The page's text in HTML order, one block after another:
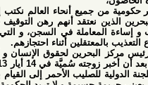
العالم نكتب إليكم للإعراب
أنهم رهن التوقيف في انتهاك
في السجن، و التي تتعارض مع
أثناء احتجازهم.
لحقوق الإنسان و أمين عام
سجن جو، و مُنع من
الأحمر إلى القيام بزيارة